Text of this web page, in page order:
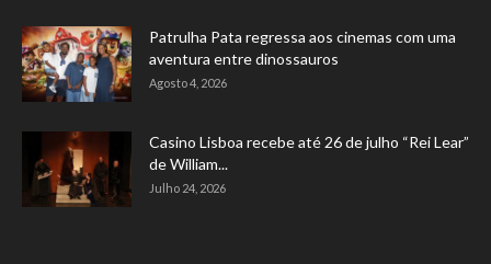
Patrulha Pata regressa aos cinemas com uma
aventura entre dinossauros
Agosto 4, 2026
Casino Lisboa recebe até 26 de julho “Rei Lear”
de William...
Julho 24, 2026